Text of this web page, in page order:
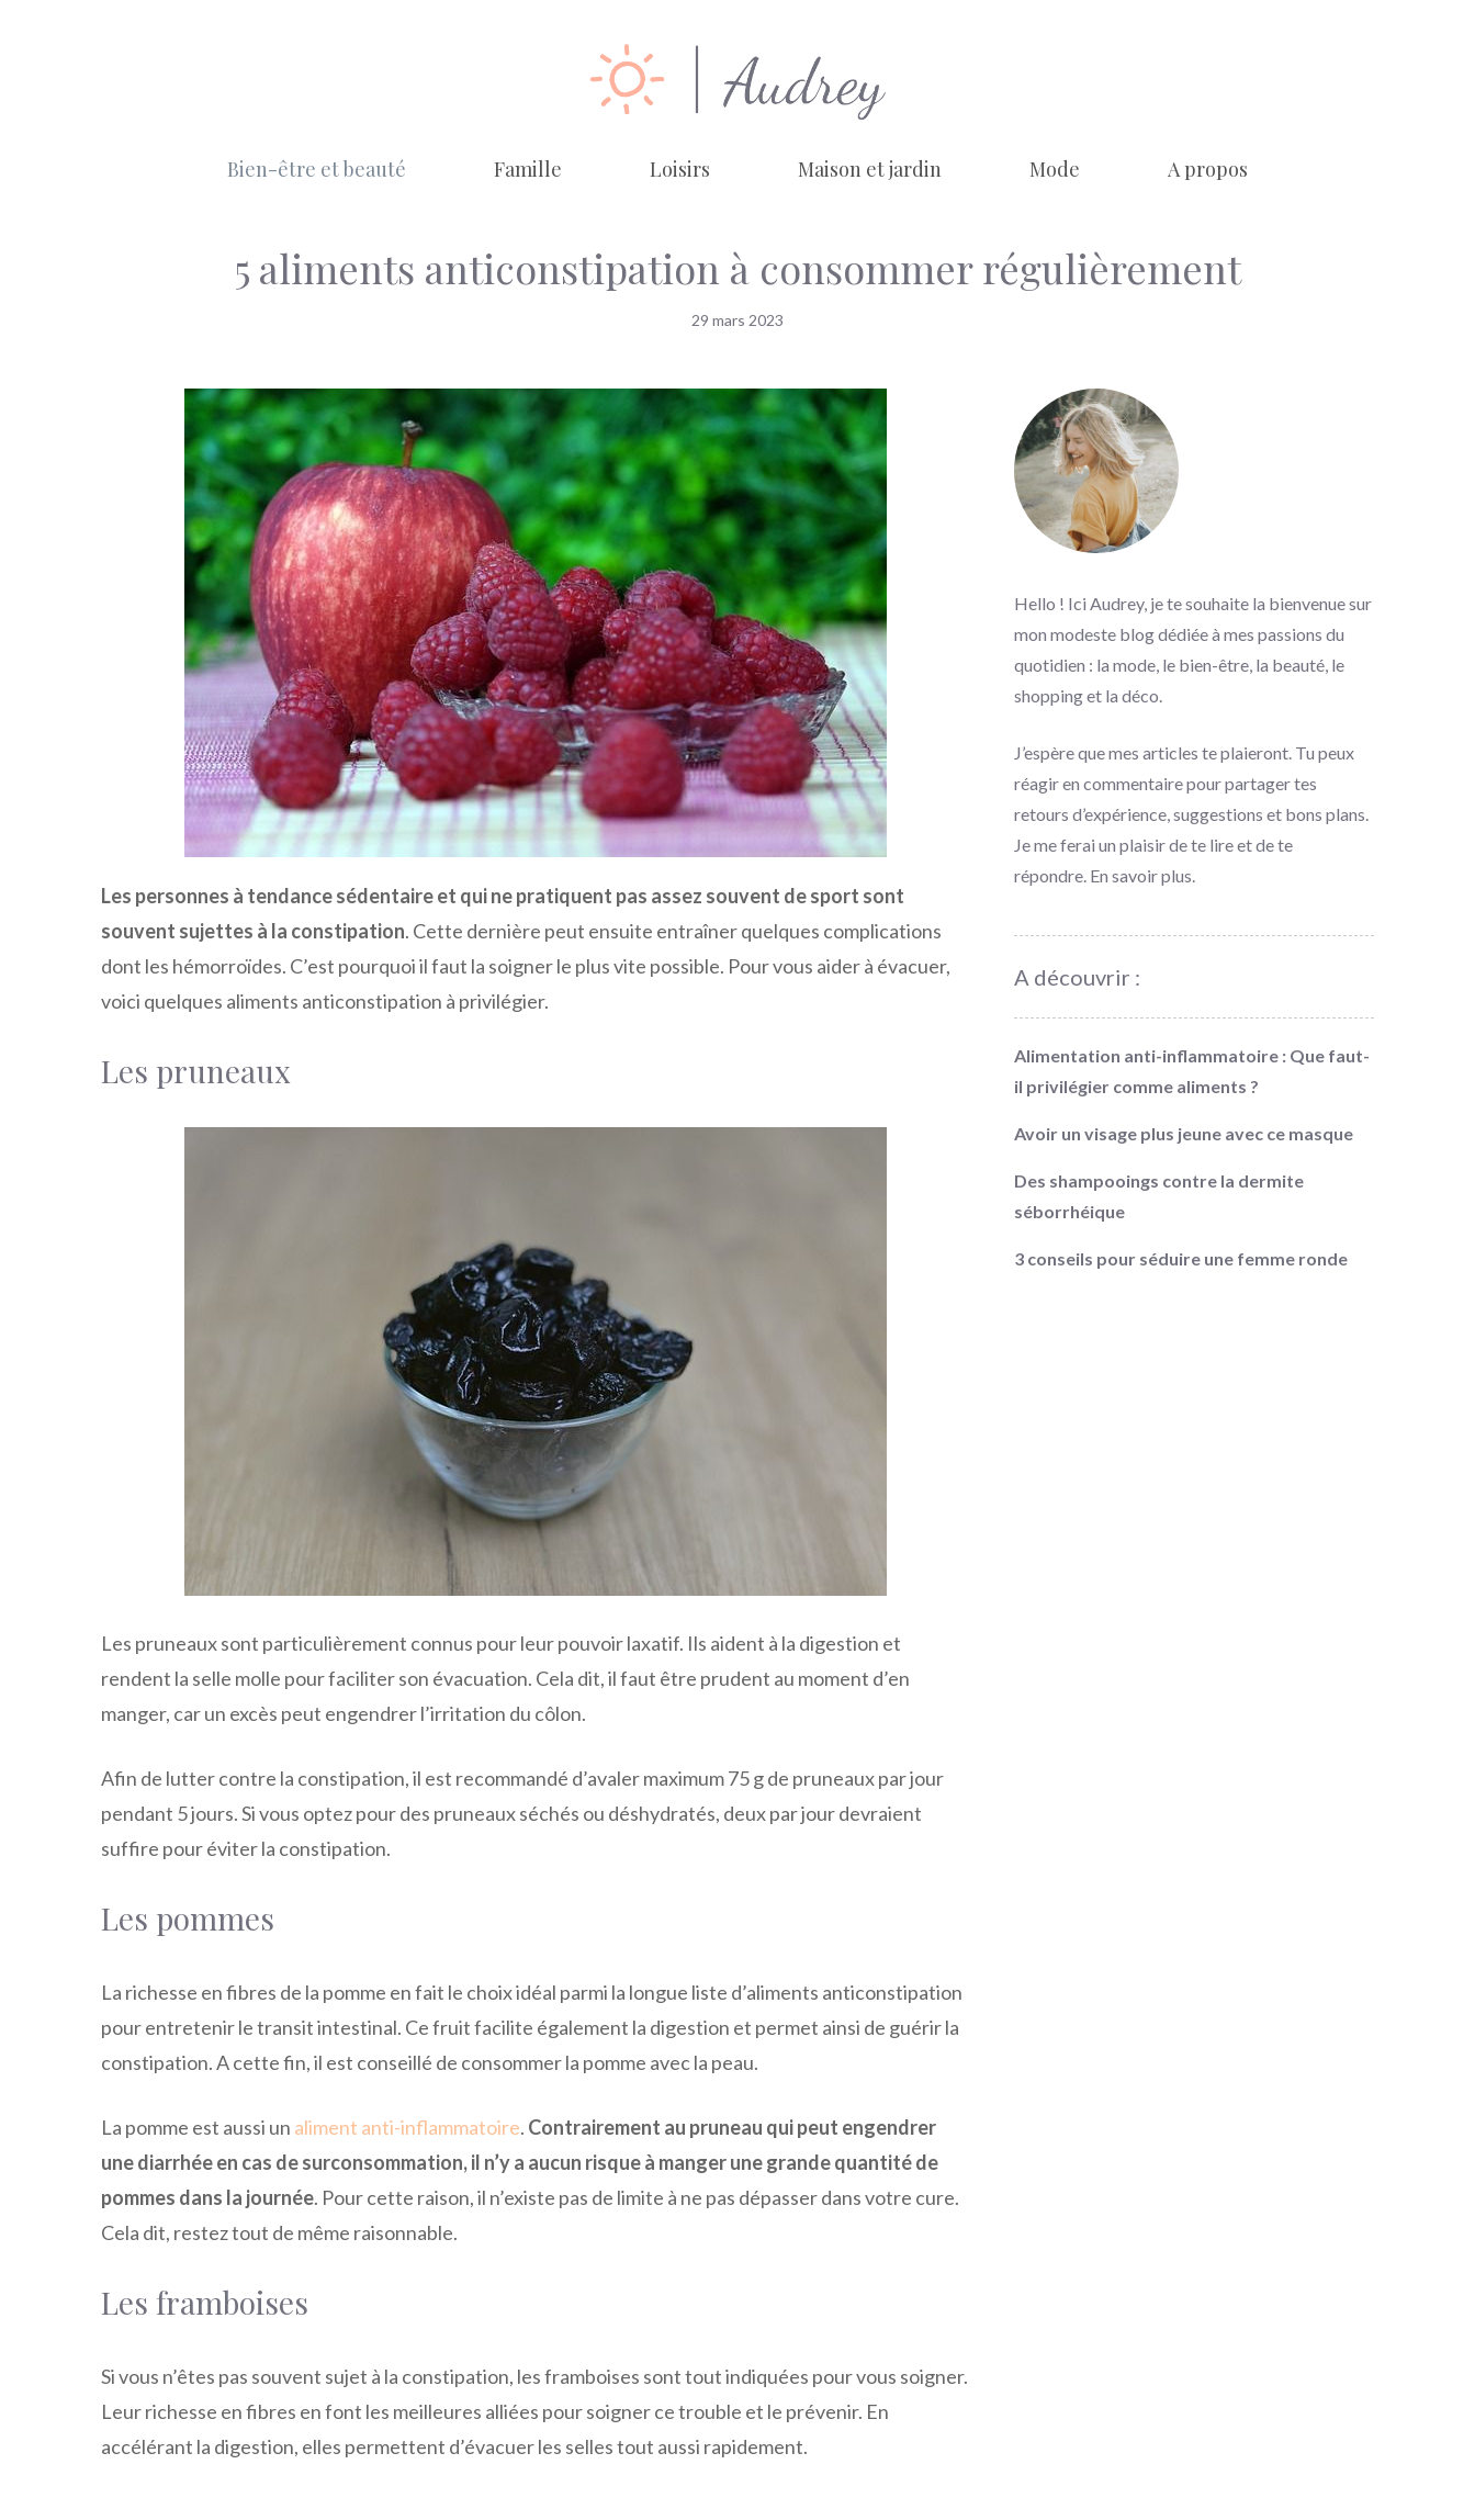
Bien-être et beauté Famille Loisirs Maison et jardin Mode A propos
5 aliments anticonstipation à consommer régulièrement
29 mars 2023
Les personnes à tendance sédentaire et qui ne pratiquent pas assez souvent de sport sont
souvent sujettes à la constipation. Cette dernière peut ensuite entraîner quelques complications
dont les hémorroïdes. C’est pourquoi il faut la soigner le plus vite possible. Pour vous aider à évacuer,
voici quelques aliments anticonstipation à privilégier.
Les pruneaux
Les pruneaux sont particulièrement connus pour leur pouvoir laxatif. Ils aident à la digestion et
rendent la selle molle pour faciliter son évacuation. Cela dit, il faut être prudent au moment d’en
manger, car un excès peut engendrer l’irritation du côlon.
Afin de lutter contre la constipation, il est recommandé d’avaler maximum 75 g de pruneaux par jour
pendant 5 jours. Si vous optez pour des pruneaux séchés ou déshydratés, deux par jour devraient
suffire pour éviter la constipation.
Les pommes
La richesse en fibres de la pomme en fait le choix idéal parmi la longue liste d’aliments anticonstipation
pour entretenir le transit intestinal. Ce fruit facilite également la digestion et permet ainsi de guérir la
constipation. A cette fin, il est conseillé de consommer la pomme avec la peau.
La pomme est aussi un aliment anti-inflammatoire. Contrairement au pruneau qui peut engendrer
une diarrhée en cas de surconsommation, il n’y a aucun risque à manger une grande quantité de
pommes dans la journée. Pour cette raison, il n’existe pas de limite à ne pas dépasser dans votre cure.
Cela dit, restez tout de même raisonnable.
Les framboises
Si vous n’êtes pas souvent sujet à la constipation, les framboises sont tout indiquées pour vous soigner.
Leur richesse en fibres en font les meilleures alliées pour soigner ce trouble et le prévenir. En
accélérant la digestion, elles permettent d’évacuer les selles tout aussi rapidement.
Hello ! Ici Audrey, je te souhaite la bienvenue sur
mon modeste blog dédiée à mes passions du
quotidien : la mode, le bien-être, la beauté, le
shopping et la déco.
J’espère que mes articles te plaieront. Tu peux
réagir en commentaire pour partager tes
retours d’expérience, suggestions et bons plans.
Je me ferai un plaisir de te lire et de te
répondre. En savoir plus
A découvrir :
Alimentation anti-inflammatoire : Que faut-
il privilégier comme aliments ?
Avoir un visage plus jeune avec ce masque
Des shampooings contre la dermite
séborrhéique
3 conseils pour séduire une femme ronde